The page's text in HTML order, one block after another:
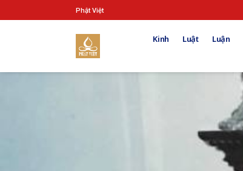
Phật Việt
Kinh Luật Luận